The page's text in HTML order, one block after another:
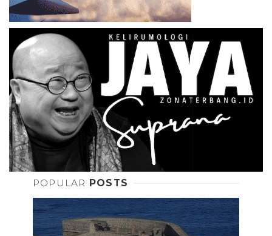
POPULAR POSTS